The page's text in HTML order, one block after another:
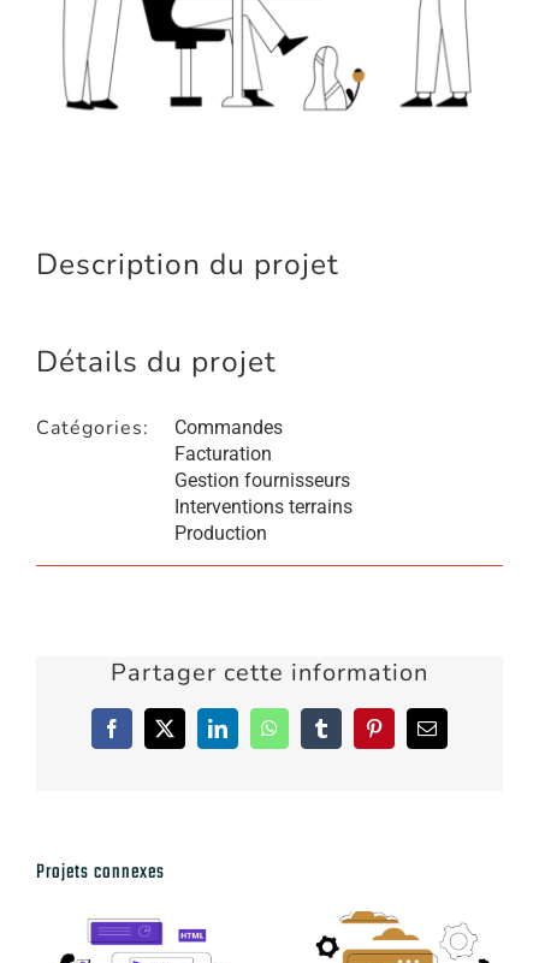
Description du projet
Détails du projet
Catégories:
Commandes
Facturation
Gestion fournisseurs
Interventions terrains
Production
Partager cette information
Facebook
X LinkedInWhatsAppTumblrPinterestEmail
Projets connexes